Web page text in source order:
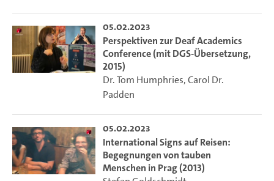
05.02.2023
Perspektiven zur Deaf Academics
Conference (mit DGS-Übersetzung,
2015)
Dr. Tom Humphries,Carol Dr.
Padden
05.02.2023
International Signs auf Reisen:
Begegnungen von tauben
Menschen in Prag (2013)